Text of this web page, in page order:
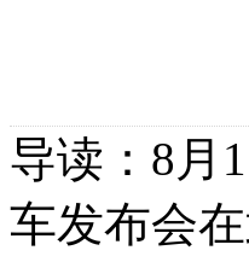
导读：8月
车发布会